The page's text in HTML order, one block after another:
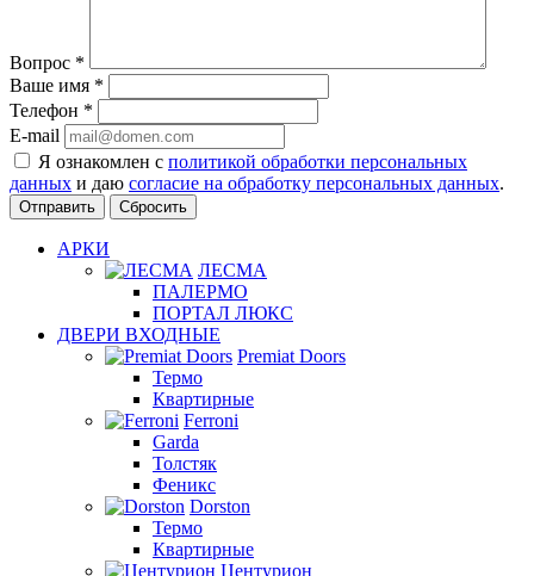
Вопрос *
Ваше имя *
Телефон *
E-mail
Я ознакомлен с политикой обработки персональных
данных и даю согласие на обработку персональных данных.
Сбросить
АРКИ
ЛЕСМА
ПАЛЕРМО
ПОРТАЛ ЛЮКС
ДВЕРИ ВХОДНЫЕ
Premiat Doors
Термо
Квартирные
Ferroni
Garda
Толстяк
Феникс
Dorston
Термо
Квартирные
Центурион